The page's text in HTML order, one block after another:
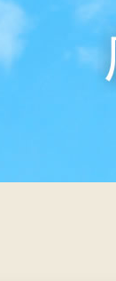
地
郷
各
移
広報誌
クイズ＆プレゼ